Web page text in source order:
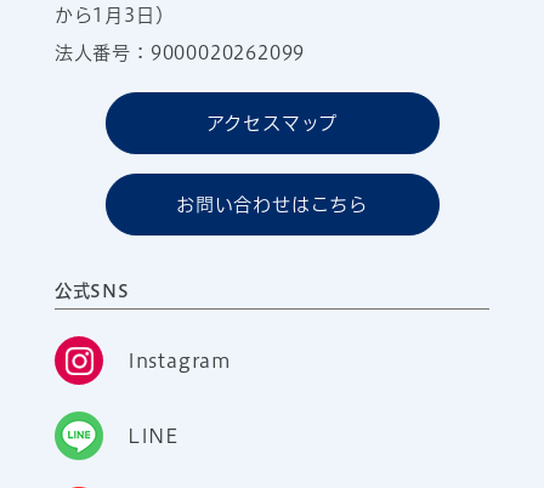
から1月3日）
法人番号：9000020262099
アクセスマップ
お問い合わせはこちら
公式SNS
Instagram
LINE